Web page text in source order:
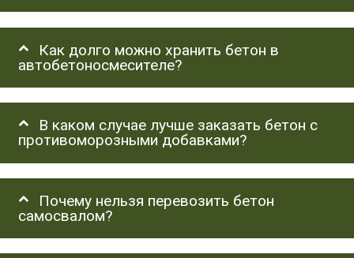
Как долго можно хранить бетон в
автобетоносмесителе?
В каком случае лучше заказать бетон с
противоморозными добавками?
Почему нельзя перевозить бетон
самосвалом?